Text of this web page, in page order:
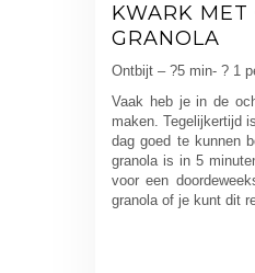
KWARK MET
GRANOLA
Ontbijt – ?5 min- ? 1
Vaak heb je in de
maken. Tegelijkertijd
dag goed te kunnen
granola is in 5
voor een
granola of je kunt dit